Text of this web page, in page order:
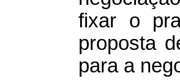
fixar o
proposta
para a